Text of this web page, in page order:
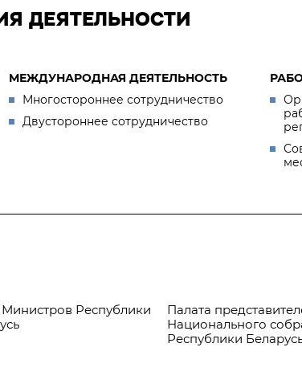
ДЕЯТЕЛЬНОСТИ
МЕЖДУНАРОДНАЯ ДЕЯТЕЛЬНОСТЬ
Многостороннее сотрудничество
Двустороннее сотрудничество
Республики
Палата
Национального
Республики